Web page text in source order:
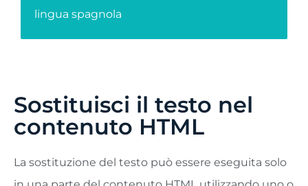
lingua spagnola
Sostituisci il testo nel
contenuto HTML
La sostituzione del testo può essere eseguita solo